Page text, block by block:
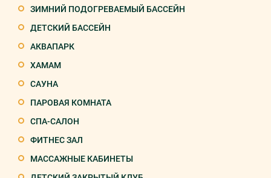
ЗИМНИЙ ПОДОГРЕВАЕМЫЙ БАССЕЙН
ДЕТСКИЙ БАССЕЙН
АКВАПАРК
ХАМАМ
САУНА
ПАРОВАЯ КОМНАТА
СПА-САЛОН
ФИТНЕС ЗАЛ
МАССАЖНЫЕ КАБИНЕТЫ